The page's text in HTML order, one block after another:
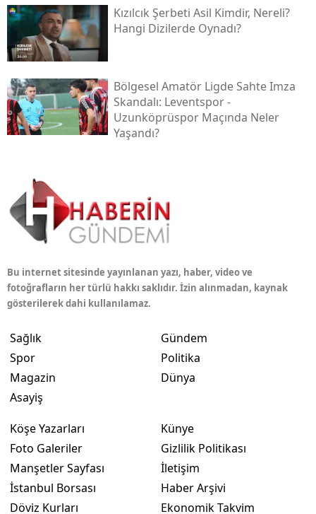
Kızılcık Şerbeti Asil Kimdir, Nereli?
Hangi Dizilerde Oynadı?
Bölgesel Amatör Ligde Sahte Imza
Skandalı: Leventspor -
Uzunköprüspor Maçında Neler
Yaşandı?
Bu internet sitesinde yayınlanan yazı, haber, video ve
fotoğrafların her türlü hakkı saklıdır. İzin alınmadan, kaynak
gösterilerek dahi kullanılamaz.
Sağlık
Spor
Magazin
Asayiş
Gündem
Politika
Dünya
Köşe Yazarları
Foto Galeriler
Manşetler Sayfası
İstanbul Borsası
Döviz Kurları
Künye
Gizlilik Politikası
İletişim
Haber Arşivi
Ekonomik Takvim